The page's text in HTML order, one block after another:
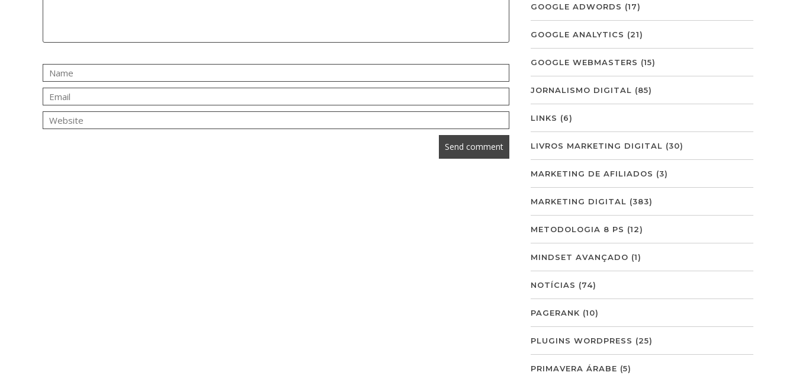
GOOGLE ADWORDS (17)
GOOGLE ANALYTICS (21)
GOOGLE WEBMASTERS (15)
JORNALISMO DIGITAL (85)
LINKS (6)
LIVROS MARKETING DIGITAL (30)
MARKETING DE AFILIADOS (3)
MARKETING DIGITAL (383)
METODOLOGIA 8 PS (12)
MINDSET AVANÇADO (1)
NOTÍCIAS (74)
PAGERANK (10)
PLUGINS WORDPRESS (25)
PRIMAVERA ÁRABE (5)